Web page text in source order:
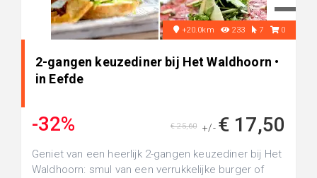
+20.0km 233 7 0
2-gangen keuzediner bij Het Waldhoorn •
in Eefde
-32% +/- € 17,50
€ 25,60
Geniet van een heerlijk 2-gangen keuzediner bij Het
Waldhoorn: smul van een verrukkelijke burger of